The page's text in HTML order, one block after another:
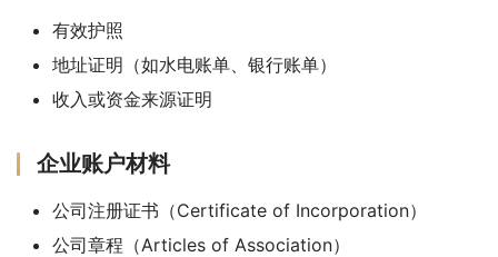
有效护照
地址证明（如水电账单、银行账单）
收入或资金来源证明
企业账户材料
公司注册证书（Certificate of Incorporation）
公司章程（Articles of Association）